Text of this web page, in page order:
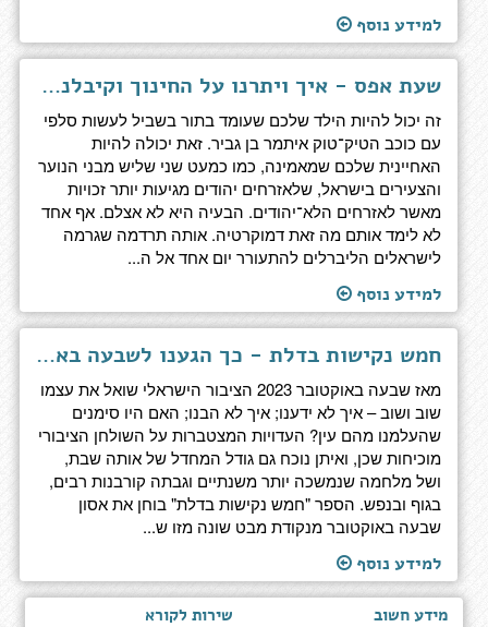
למידע נוסף
שעת אפס - איך ויתרנו על החינוך וקיבלנו הפיכה משטרית, ואיך לתקן
זה יכול להיות הילד שלכם שעומד בתור בשביל לעשות סלפי
עם כוכב הטיק־טוק איתמר בן גביר. זאת יכולה להיות
האחיינית שלכם שמאמינה, כמו כמעט שני שליש מבני הנוער
והצעירים בישראל, שלאזרחים יהודים מגיעות יותר זכויות
מאשר לאזרחים הלא־יהודים. הבעיה היא לא אצלם. אף אחד
לא לימד אותם מה זאת דמוקרטיה. אותה תרדמה שגרמה
לישראלים הליברלים להתעורר יום אחד אל ה...
למידע נוסף
חמש נקישות בדלת - כך הגענו לשבעה באוקטובר
מאז שבעה באוקטובר 2023 הציבור הישראלי שואל את עצמו
שוב ושוב – איך לא ידענו; איך לא הבנו; האם היו סימנים
שהעלמנו מהם עין? העדויות המצטברות על השולחן הציבורי
מוכיחות שכן, ואיתן נוכח גם גודל המחדל של אותה שבת,
ושל מלחמה שנמשכה יותר משנתיים וגבתה קורבנות רבים,
בגוף ובנפש. הספר "חמש נקישות בדלת" בוחן את אסון
שבעה באוקטובר מנקודת מבט שונה מזו ש...
למידע נוסף
מידע חשוב שירות לקורא